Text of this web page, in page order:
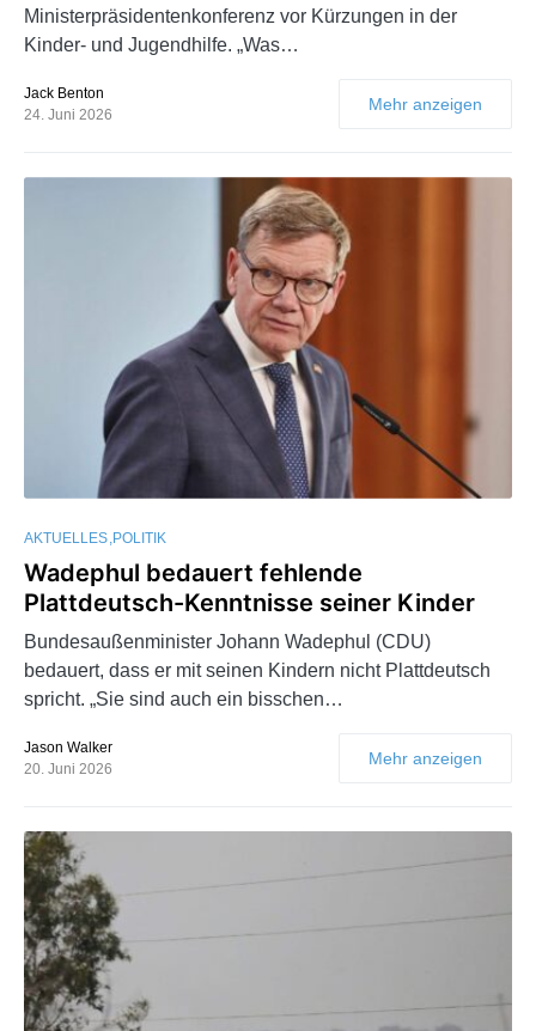
Ministerpräsidentenkonferenz vor Kürzungen in der
Kinder- und Jugendhilfe. „Was…
Jack Benton
24. Juni 2026
Mehr anzeigen
AKTUELLES POLITIK
Wadephul bedauert fehlende
Plattdeutsch-Kenntnisse seiner Kinder
Bundesaußenminister Johann Wadephul (CDU)
bedauert, dass er mit seinen Kindern nicht Plattdeutsch
spricht. „Sie sind auch ein bisschen…
Jason Walker
20. Juni 2026
Mehr anzeigen